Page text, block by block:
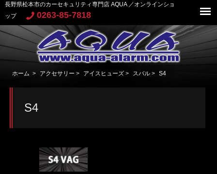
長野県松本市のカーセキュリティ専門店 AQUA ／オンラインショ
ップ
0263-85-7818
ホーム > アクセサリー > アイスヒューズ > スバル > S4
S4